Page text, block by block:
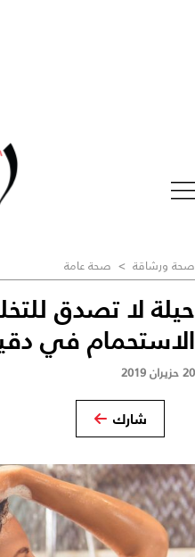
صحة ورشاقة > صحة عامة
حيلة لا تصدق
الاستحمام في
20 حزيران 2019
شارك